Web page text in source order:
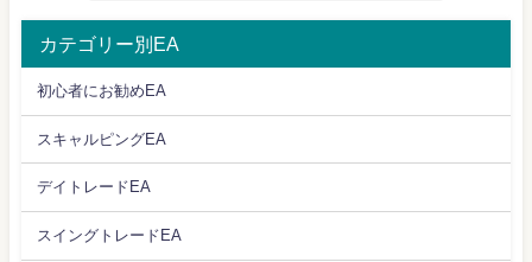
カテゴリー別EA
初心者にお勧めEA
スキャルピングEA
デイトレードEA
スイングトレードEA